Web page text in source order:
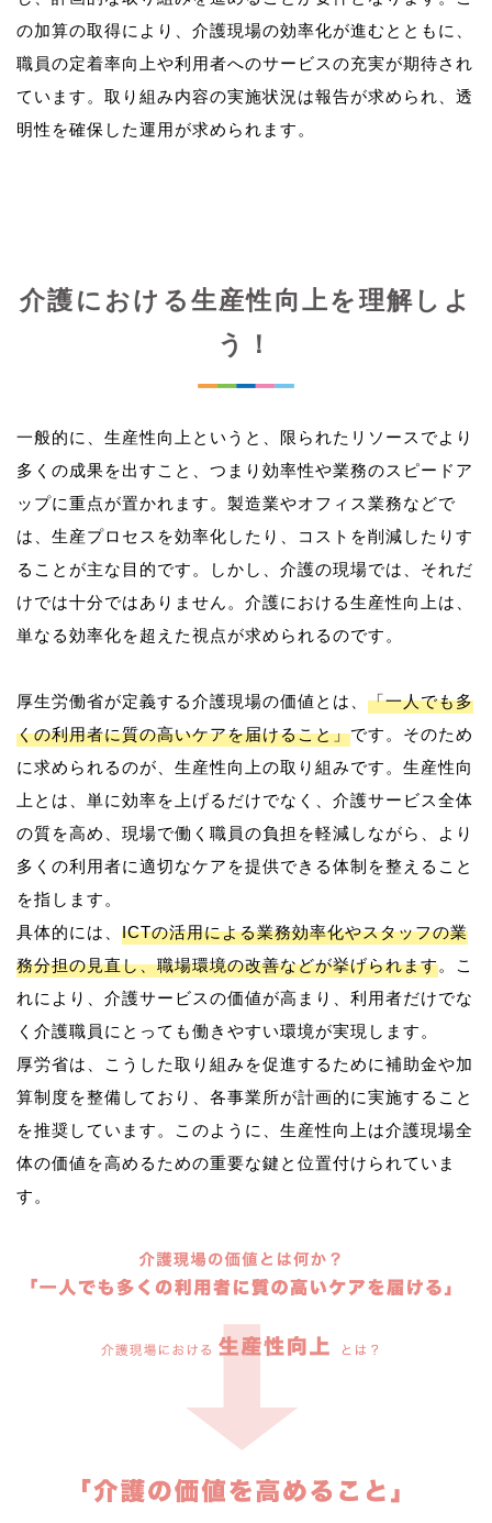
の加算の取得により、介護現場の効率化が進むとともに、
職員の定着率向上や利用者へのサービスの充実が期待され
ています。取り組み内容の実施状況は報告が求められ、透
介護における生産性向上を理解しよ
う！
一般的に、生産性向上というと、限られたリソースでより
多くの成果を出すこと、つまり効率性や業務のスピードア
ップに重点が置かれます。製造業やオフィス業務などで
は、生産プロセスを効率化したり、コストを削減したりす
ることが主な目的です。しかし、介護の現場では、それだ
けでは十分ではありません。介護における生産性向上は、
単なる効率化を超えた視点が求められるのです。
厚生労働省が定義する介護現場の価値とは、 「一人でも多
くの利用者に質の高いケアを届けること」です。そのため
に求められるのが、生産性向上の取り組みです。生産性向
上とは、単に効率を上げるだけでなく、介護サービス全体
の質を高め、現場で働く職員の負担を軽減しながら、より
多くの利用者に適切なケアを提供できる体制を整えること
を指します。
具体的には、 ICTの活用による業務効率化やスタッフの業
務分担の見直し、職場環境の改善などが挙げられます。こ
れにより、介護サービスの価値が高まり、利用者だけでな
く介護職員にとっても働きやすい環境が実現します。
厚労省は、こうした取り組みを促進するために補助金や加
算制度を整備しており、各事業所が計画的に実施すること
を推奨しています。このように、生産性向上は介護現場全
体の価値を高めるための重要な鍵と位置付けられていま